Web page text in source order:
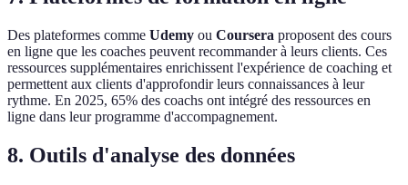
Des plateformes comme Udemy ou Coursera proposent des cours
en ligne que les coaches peuvent recommander à leurs clients. Ces
ressources supplémentaires enrichissent l'expérience de coaching et
permettent aux clients d'approfondir leurs connaissances à leur
rythme. En 2025, 65% des coachs ont intégré des ressources en
ligne dans leur programme d'accompagnement.
8. Outils d'analyse des données